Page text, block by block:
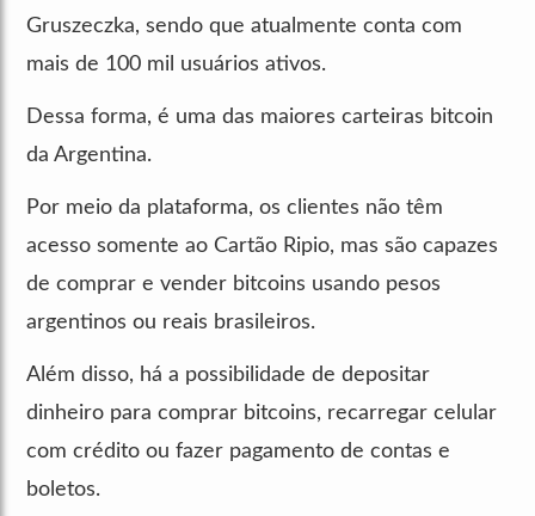
Gruszeczka, sendo que atualmente conta com
mais de 100 mil usuários ativos.
Dessa forma, é uma das maiores carteiras bitcoin
da Argentina.
Por meio da plataforma, os clientes não têm
acesso somente ao Cartão Ripio, mas são capazes
de comprar e vender bitcoins usando pesos
argentinos ou reais brasileiros.
Além disso, há a possibilidade de depositar
dinheiro para comprar bitcoins, recarregar celular
com crédito ou fazer pagamento de contas e
boletos.